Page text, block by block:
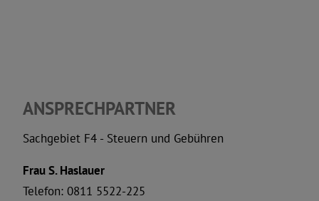
Miet- und Pachteinnahmen
Obdachlosigkeit
ANSPRECHPARTNER
Sachgebiet F4 - Steuern und Gebühren
Frau S. Haslauer
Telefon: 0811 5522-225